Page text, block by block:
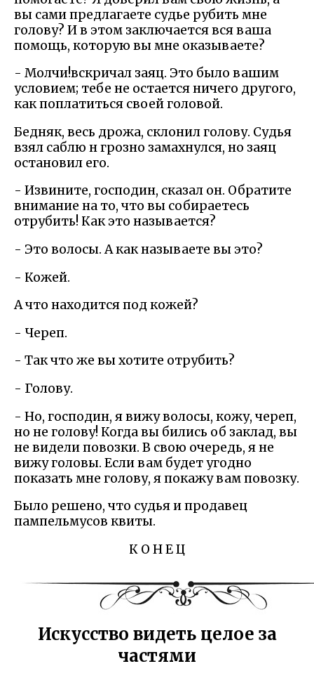
вы сами предлагаете судье рубить мне
голову? И в этом заключается вся ваша
помощь, которую вы мне оказываете?
- Молчи!вскричал заяц. Это было вашим
условием; тебе не остается ничего другого,
как поплатиться своей головой.
Бедняк, весь дрожа, склонил голову. Судья
взял саблю н грозно замахнулся, но заяц
остановил его.
- Извините, господин, сказал он. Обратите
внимание на то, что вы собираетесь
отрубить! Как это называется?
- Это волосы. А как называете вы это?
- Кожей.
А что находится под кожей?
- Череп.
- Так что же вы хотите отрубить?
- Голову.
- Но, господин, я вижу волосы, кожу, череп,
но не голову! Когда вы бились об заклад, вы
не видели повозки. В свою очередь, я не
вижу головы. Если вам будет угодно
показать мне голову, я покажу вам повозку.
Было решено, что судья и продавец
пампельмусов квиты.
К О Н Е Ц
Искусство видеть целое за
частями